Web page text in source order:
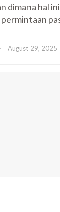
dimana hal
August 29, 2025